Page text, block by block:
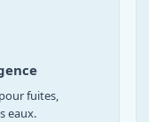
fuites,
eaux.